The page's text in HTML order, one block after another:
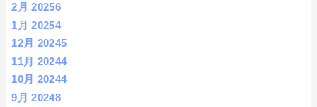
2月 20256
1月 20254
12月 20245
11月 20244
10月 20244
9月 20248